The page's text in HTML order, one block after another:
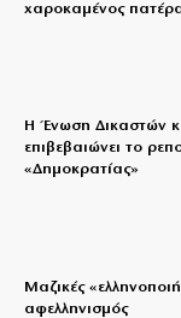
χαροκαμένος
Η Ένωση Δικαστών
επιβεβαιώνει το
«Δημοκρατίας»
Μαζικές
αφελληνισμός